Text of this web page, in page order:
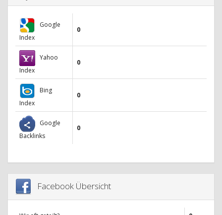
Google
Index
0
Yahoo
Index
0
Bing
Index
0
Google
Backlinks
0
Facebook Übersicht